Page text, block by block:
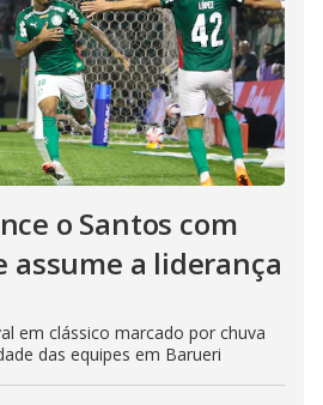
o Santos com
assume a liderança
em clássico marcado por chuva
das equipes em Barueri